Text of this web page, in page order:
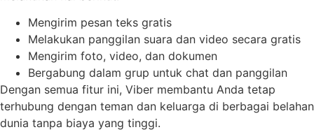
Mengirim pesan teks gratis
Melakukan panggilan suara dan video secara gratis
Mengirim foto, video, dan dokumen
Bergabung dalam grup untuk chat dan panggilan
Dengan semua fitur ini, Viber membantu Anda tetap
terhubung dengan teman dan keluarga di berbagai belahan
dunia tanpa biaya yang tinggi.